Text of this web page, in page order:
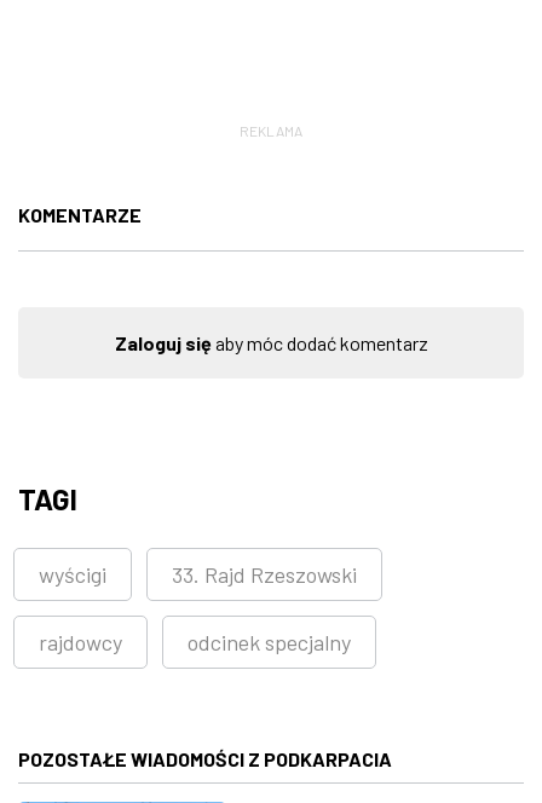
REKLAMA
KOMENTARZE
Zaloguj sięaby móc dodać komentarz
TAGI
wyścigi 33. Rajd Rzeszowski
rajdowcy odcinek specjalny
POZOSTAŁE WIADOMOŚCI Z PODKARPACIA